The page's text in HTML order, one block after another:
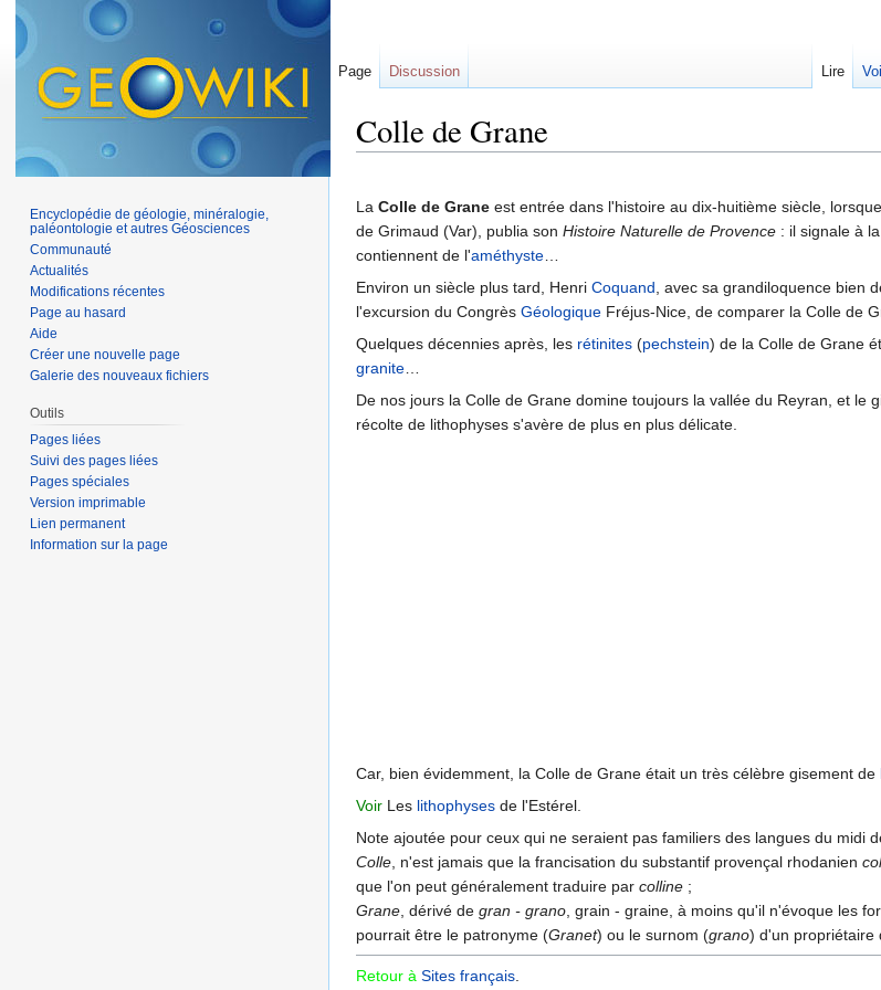
Colle de Grane
La Colle de Grane est entrée dans l'histoire au dix-huitième siècle,
de Grimaud (Var), publia son Histoire Naturelle de Provence : il signale à
contiennent de l'améthyste…
Environ un siècle plus tard, Henri Coquand, avec sa grandiloquence bien
l'excursion du Congrès Géologique Fréjus-Nice, de comparer la Colle de
Quelques décennies après, les rétinites (pechstein) de la Colle de Grane
granite…
De nos jours la Colle de Grane domine toujours la vallée du Reyran, et le
récolte de lithophyses s'avère de plus en plus délicate.
Car, bien évidemment, la Colle de Grane était un très célèbre gisement de
Voir Les lithophyses de l'Estérel.
Note ajoutée pour ceux qui ne seraient pas familiers des langues du midi
Colle, n'est jamais que la francisation du substantif provençal rhodanien
que l'on peut généralement traduire par colline ;
Grane, dérivé de gran - grano, grain - graine, à moins qu'il n'évoque les
pourrait être le patronyme (Granet) ou le surnom (grano) d'un propriétaire
Retour à Sites français.
Page Discussion Lire
Encyclopédie de géologie, minéralogie,
paléontologie et autres Géosciences
Communauté
Actualités
Modifications récentes
Page au hasard
Aide
Créer une nouvelle page
Galerie des nouveaux fichiers
Outils
Pages liées
Suivi des pages liées
Pages spéciales
Version imprimable
Lien permanent
Information sur la page